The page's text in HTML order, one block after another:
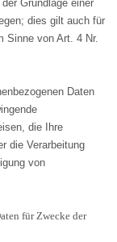
Grundlage einer
dies gilt auch für
Sinne von Art. 4 Nr.
Daten
die Ihre
die Verarbeitung
von
für Zwecke der